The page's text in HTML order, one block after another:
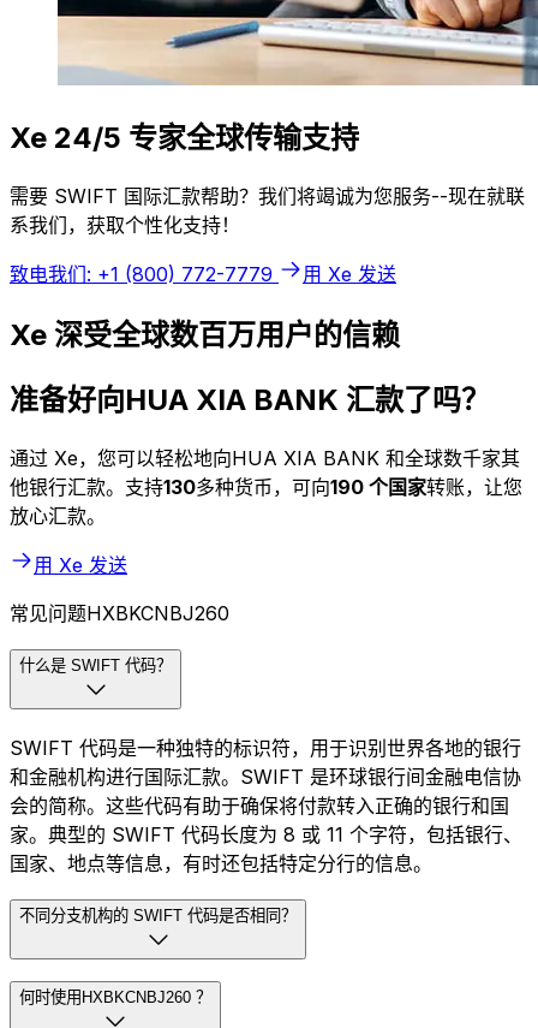
Xe 24/5 专家全球传输支持
需要 SWIFT 国际汇款帮助？我们将竭诚为您服务--现在就联
系我们，获取个性化支持！
致电我们: +1 (800) 772-7779 用 Xe 发送
Xe 深受全球数百万用户的信赖
准备好向HUA XIA BANK 汇款了吗？
通过 Xe，您可以轻松地向HUA XIA BANK 和全球数千家其
他银行汇款。支持130多种货币，可向190 个国家转账，让您
放心汇款。
用 Xe 发送
常见问题HXBKCNBJ260
什么是 SWIFT 代码？
SWIFT 代码是一种独特的标识符，用于识别世界各地的银行
和金融机构进行国际汇款。SWIFT 是环球银行间金融电信协
会的简称。这些代码有助于确保将付款转入正确的银行和国
家。典型的 SWIFT 代码长度为 8 或 11 个字符，包括银行、
国家、地点等信息，有时还包括特定分行的信息。
不同分支机构的 SWIFT 代码是否相同？
何时使用HXBKCNBJ260 ？